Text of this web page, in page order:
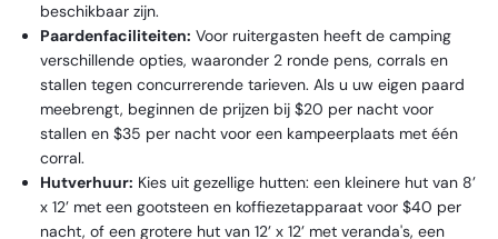
beschikbaar zijn.
Paardenfaciliteiten: Voor ruitergasten heeft de camping
verschillende opties, waaronder 2 ronde pens, corrals en
stallen tegen concurrerende tarieven. Als u uw eigen paard
meebrengt, beginnen de prijzen bij $20 per nacht voor
stallen en $35 per nacht voor een kampeerplaats met één
corral.
Hutverhuur: Kies uit gezellige hutten: een kleinere hut van 8’
x 12’ met een gootsteen en koffiezetapparaat voor $40 per
nacht, of een grotere hut van 12’ x 12’ met veranda's, een